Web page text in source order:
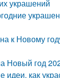
украшений
к Новому
Новый год
идеи, как